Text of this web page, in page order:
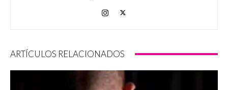
ARTÍCULOS RELACIONADOS